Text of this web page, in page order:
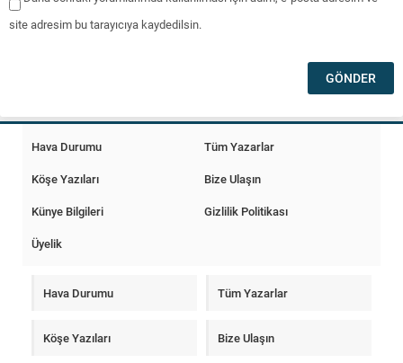
site adresim bu tarayıcıya kaydedilsin.
Hava Durumu
Tüm Yazarlar
Köşe Yazıları
Bize Ulaşın
Künye Bilgileri
Gizlilik Politikası
Üyelik
Hava Durumu Tüm Yazarlar
Köşe Yazıları Bize Ulaşın